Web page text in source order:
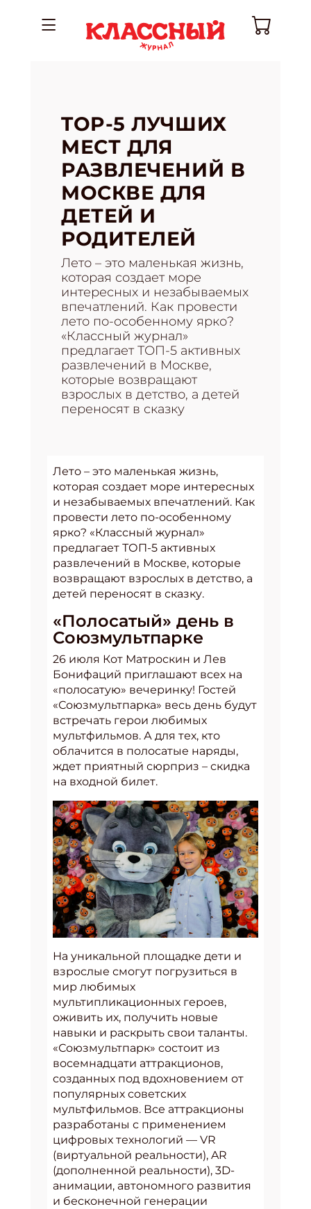
TOP-5 ЛУЧШИХ
МЕСТ ДЛЯ
РАЗВЛЕЧЕНИЙ В
МОСКВЕ ДЛЯ
ДЕТЕЙ И
РОДИТЕЛЕЙ
Лето – это маленькая жизнь,
которая создает море
интересных и незабываемых
впечатлений. Как провести
лето по-особенному ярко?
«Классный журнал»
предлагает ТОП-5 активных
развлечений в Москве,
которые возвращают
взрослых в детство, а детей
переносят в сказку
Лето – это маленькая жизнь,
которая создает море интересных
и незабываемых впечатлений. Как
провести лето по-особенному
ярко? «Классный журнал»
предлагает ТОП-5 активных
развлечений в Москве, которые
возвращают взрослых в детство, а
детей переносят в сказку.
«Полосатый» день в
Союзмультпарке
26 июля Кот Матроскин и Лев
Бонифаций приглашают всех на
«полосатую» вечеринку! Гостей
«Союзмультпарка» весь день будут
встречать герои любимых
мультфильмов. А для тех, кто
облачится в полосатые наряды,
ждет приятный сюрприз – скидка
на входной билет.
На уникальной площадке дети и
взрослые смогут погрузиться в
мир любимых
мультипликационных героев,
оживить их, получить новые
навыки и раскрыть свои таланты.
«Союзмультпарк» состоит из
восемнадцати аттракционов,
созданных под вдохновением от
популярных советских
мультфильмов. Все аттракционы
разработаны с применением
цифровых технологий — VR
(виртуальной реальности), AR
(дополненной реальности), 3D-
анимации, автономного развития
и бесконечной генерации